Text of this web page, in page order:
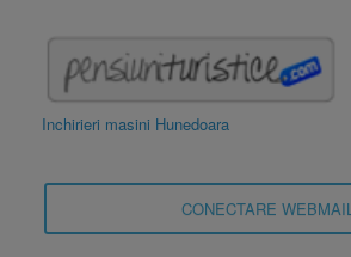
Inchirieri masini Hunedoara
CONECTARE WEBMAIL